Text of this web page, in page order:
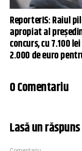
ReporterIS: Raiul
apropiat al
concurs, cu 7.100
2.000 de euro
0 Comentariu
Lasă un răspuns